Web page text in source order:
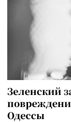
Зеленский
Одессы